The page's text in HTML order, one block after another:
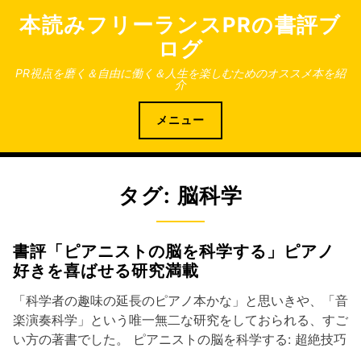
本読みフリーランスPRの書評ブ
ログ
PR視点を磨く＆自由に働く＆人生を楽しむためのオススメ本を紹
介
メニュー
タグ: 脳科学
書評「ピアニストの脳を科学する」ピアノ
好きを喜ばせる研究満載
「科学者の趣味の延長のピアノ本かな」と思いきや、「音
楽演奏科学」という唯一無二な研究をしておられる、すご
い方の著書でした。 ピアニストの脳を科学する: 超絶技巧